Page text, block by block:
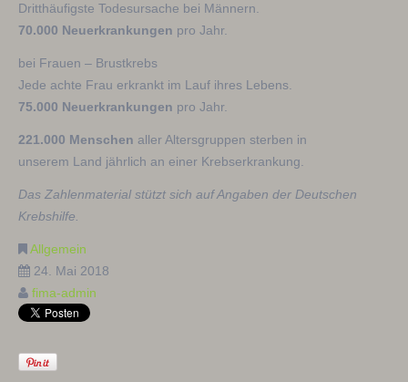
Dritthäufigste Todesursache bei Männern.
70.000 Neuerkrankungen pro Jahr.
bei Frauen – Brustkrebs
Jede achte Frau erkrankt im Lauf ihres Lebens.
75.000 Neuerkrankungen pro Jahr.
221.000 Menschen aller Altersgruppen sterben in
unserem Land jährlich an einer Krebserkrankung.
Das Zahlenmaterial stützt sich auf Angaben der Deutschen
Krebshilfe.
Allgemein
24. Mai 2018
fima-admin